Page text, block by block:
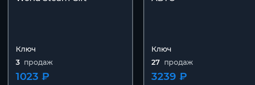
Ключ
3 продаж
1023 ₽
Ключ
27 продаж
3239 ₽